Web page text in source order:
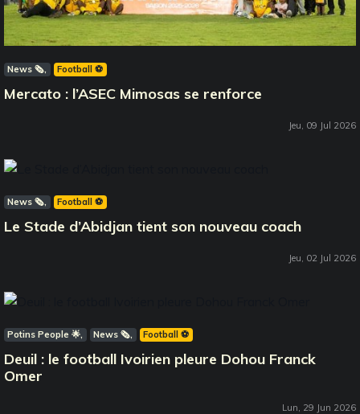
News 🗞️ Football ⚽️
Mercato : l’ASEC Mimosas se renforce
Jeu, 09 Jul 2026
News 🗞️ Football ⚽️
Le Stade d’Abidjan tient son nouveau coach
Jeu, 02 Jul 2026
Potins People 🌟 News 🗞️ Football ⚽️
Deuil : le football Ivoirien pleure Dohou Franck
Omer
Lun, 29 Jun 2026